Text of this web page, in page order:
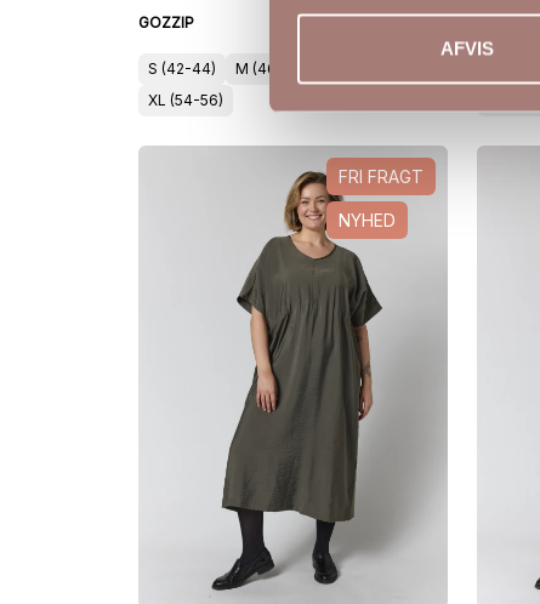
AFVIS
GOZZIP
S (42-44) M (46-48)
XL (54-56)
GOZZIP
FRI FRAGT
NYHED